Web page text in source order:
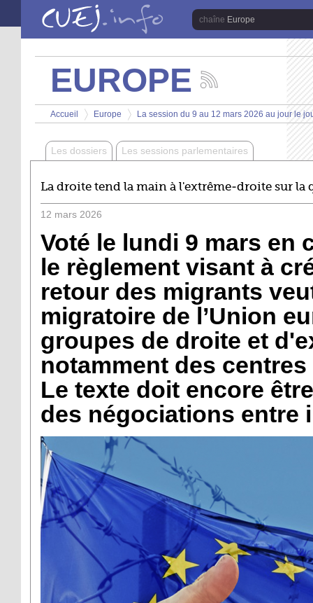
Aller au contenu principal
Europe
EUROPE
les
actualités
de
chaîne
Europe
Vous êtes ici
Accueil
>
Europe
>
La session du 9 au 12 mars 2026 au jour le
Les dossiers Les sessions parlementaires
La droite tend la main à l'extrême-droite sur
12 mars 2026
Voté le lundi 9 mars en
le règlement visant à
retour des migrants
migratoire de l’Union
groupes de droite et
notamment des
Le texte doit encore
des négociations entre